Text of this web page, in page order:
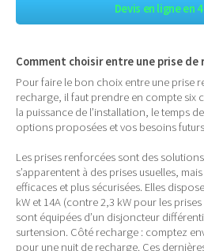
Devis en ligne en
Comment choisir entre une prise de
Pour faire le bon choix entre une prise
recharge, il faut prendre en compte six
la puissance de l’installation, le temps
options proposées et vos besoins
Les prises renforcées sont des
s’apparentent à des prises usuelles,
efficaces et plus sécurisées. Elles
kW et 14A (contre 2,3 kW pour les
sont équipées d’un disjoncteur
surtension. Côté recharge : comptez
pour une nuit de recharge. Ces